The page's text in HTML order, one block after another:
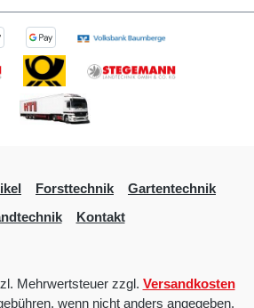
Forsttechnik
Gartentechnik
Kontakt
Mehrwertsteuer zzgl. Versandkosten
wenn nicht anders angegeben.